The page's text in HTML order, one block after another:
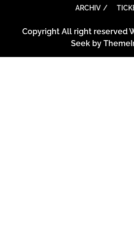
ARCHIV
Copyright All right reserved
Seek by